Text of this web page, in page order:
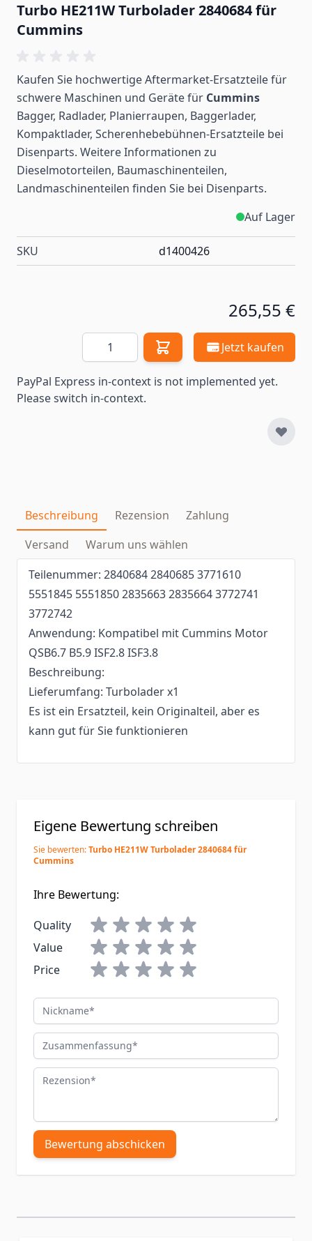
Turbo HE211W Turbolader 2840684 für
Cummins
Kaufen Sie hochwertige Aftermarket-Ersatzteile für
schwere Maschinen und Geräte für Cummins
Bagger, Radlader, Planierraupen, Baggerlader,
Kompaktlader, Scherenhebebühnen-Ersatzteile bei
Disenparts. Weitere Informationen zu
Dieselmotorteilen, Baumaschinenteilen,
Landmaschinenteilen finden Sie bei Disenparts.
Auf Lager
SKU d1400426
265,55 €
Menge Jetzt kaufen
PayPal Express in-context is not implemented yet.
Please switch in-context.
Beschreibung Rezension
Zahlung
Versand
Warum uns wählen
Teilenummer: 2840684 2840685 3771610
5551845 5551850 2835663 2835664 3772741
3772742
Anwendung: Kompatibel mit Cummins Motor
QSB6.7 B5.9 ISF2.8 ISF3.8
Beschreibung:
Lieferumfang: Turbolader x1
Es ist ein Ersatzteil, kein Originalteil, aber es
kann gut für Sie funktionieren
Eigene Bewertung schreiben
Sie bewerten:Turbo HE211W Turbolader 2840684 für
Cummins
Ihre Bewertung:
Quality
Value
Price
Nickname
Zusammenfassung
Rezension
Bewertung abschicken